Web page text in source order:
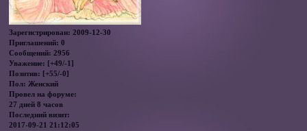
Зарегистрирован: 2009-12-30
Приглашений: 0
Сообщений: 2956
Уважение: [+49/-1]
Позитив: [+55/-0]
Пол: Женский
Провел на форуме:
27 дней 8 часов
Последний визит:
2017-09-21 21:12:05